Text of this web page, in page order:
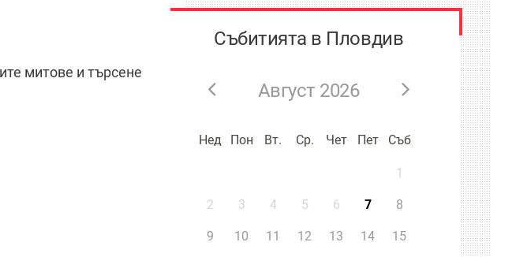
митове и търсене
Събитията в Пловдив
Август 2026
Нед Пон Вт. Ср. Чет Пет Съб
1
2 3 4 5 6 7 8
9 10 11 12 13 14 15